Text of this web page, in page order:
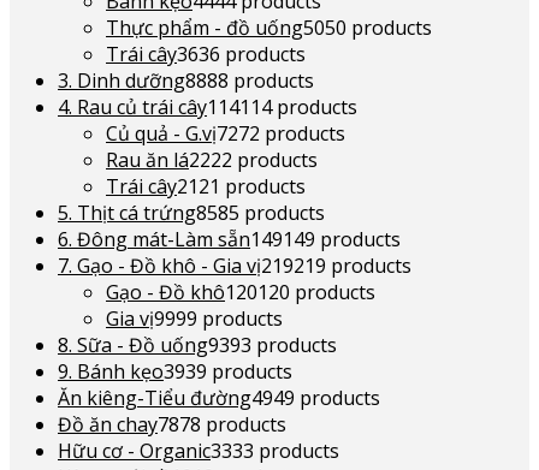
Thực phẩm - đồ uống5050 products
Trái cây3636 products
3. Dinh dưỡng8888 products
4. Rau củ trái cây114114 products
Củ quả - G.vị7272 products
Rau ăn lá2222 products
Trái cây2121 products
5. Thịt cá trứng8585 products
6. Đông mát-Làm sẵn149149 products
7. Gạo - Đồ khô - Gia vị219219 products
Gạo - Đồ khô120120 products
Gia vị9999 products
8. Sữa - Đồ uống9393 products
9. Bánh kẹo3939 products
Ăn kiêng-Tiểu đường4949 products
Đồ ăn chay7878 products
Hữu cơ - Organic3333 products